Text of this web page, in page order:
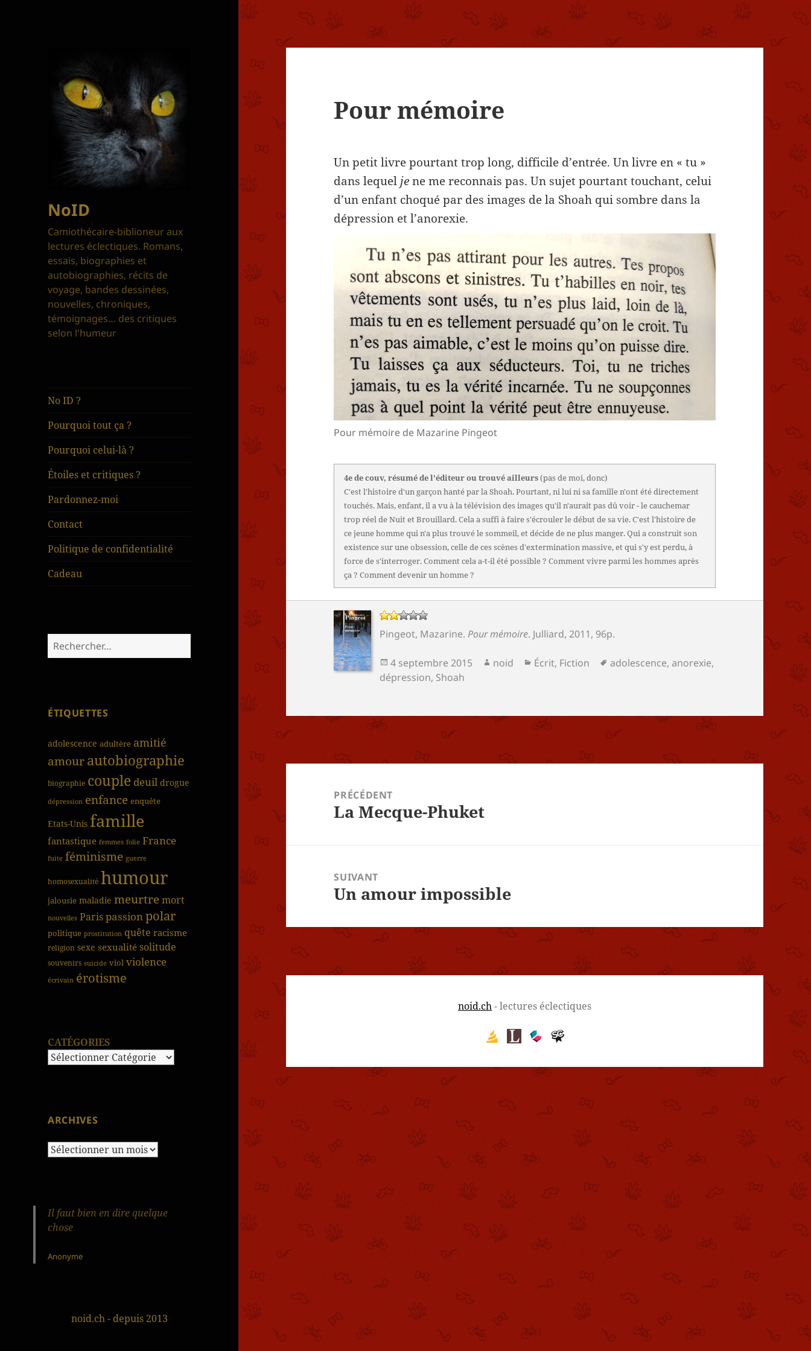
NoID
Camiothécaire-biblioneur aux
lectures éclectiques. Romans,
essais, biographies et
autobiographies, récits de
voyage, bandes dessinées,
nouvelles, chroniques,
témoignages… des critiques
selon l'humeur
No ID ?
Pourquoi tout ça ?
Pourquoi celui-là ?
Étoiles et critiques ?
Pardonnez-moi
Contact
Politique de confidentialité
Cadeau
Rechercher :
ÉTIQUETTES
adolescence adultère amitié
amourautobiographie
biographie couple deuil drogue
dépression enfance enquête
Etats-Unis famille
fantastique femmes folie France
fuite féminisme guerre
homosexualité humour
jalousie maladie meurtremort
nouvelles Parispassionpolar
politique prostitution quête racisme
religion sexe sexualité solitude
souvenirs suicide viol violence
écrivain érotisme
CATÉGORIES
ARCHIVES
Archives
Il faut bien en dire quelque
chose
Anonyme
noid.ch - depuis 2013
Pour mémoire
Un petit livre pourtant trop long, difficile d’entrée. Un livre en « tu »
dans lequel jene me reconnais pas. Un sujet pourtant touchant, celui
d’un enfant choqué par des images de la Shoah qui sombre dans la
dépression et l’anorexie.
Pour mémoire de Mazarine Pingeot
4e de couv, résumé de l'éditeur ou trouvé ailleurs(pas de moi, donc)
C'est l'histoire d'un garçon hanté par la Shoah. Pourtant, ni lui ni sa famille n'ont été directement
touchés. Mais, enfant, il a vu à la télévision des images qu'il n'aurait pas dû voir - le cauchemar
trop réel de Nuit et Brouillard. Cela a suffi à faire s'écrouler le début de sa vie. C'est l'histoire de
ce jeune homme qui n'a plus trouvé le sommeil, et décide de ne plus manger. Qui a construit son
existence sur une obsession, celle de ces scènes d'extermination massive, et qui s'y est perdu, à
force de s'interroger. Comment cela a-t-il été possible ? Comment vivre parmi les hommes après
ça ? Comment devenir un homme ?
Pingeot, Mazarine.Pour mémoire. Julliard, 2011, 96p.
Publié
le
4 septembre 2015 Auteur
noid Catégories
Écrit, Fiction
Mots-
adolescence, anorexie,
dépression, Shoah
PRÉCÉDENT
Article
La Mecque-Phuket
SUIVANT
Article
Un amour impossible
noid.ch- lectures éclectiques